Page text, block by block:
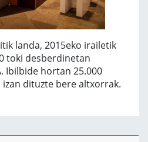
landa, 2015eko irailetik
toki desberdinetan
Ibilbide hortan 25.000
dituzte bere altxorrak.